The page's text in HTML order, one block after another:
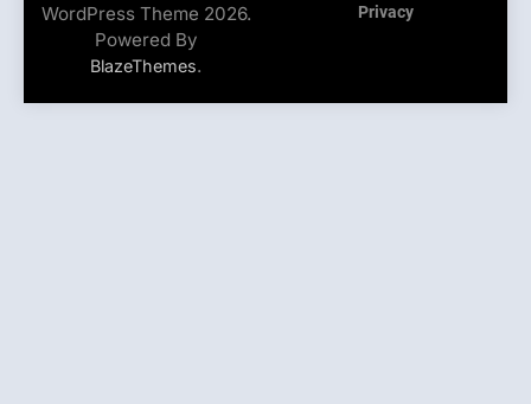
WordPress Theme 2026.
Powered By
BlazeThemes.
Privacy